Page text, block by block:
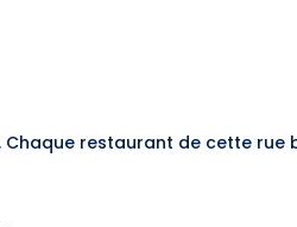
restaurant de cette